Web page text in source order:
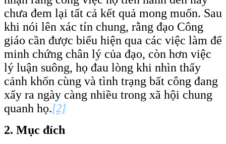
chưa đem lại tất cả kết quả mong muốn. Sau
khi nói lên xác tín chung, rằng đạo Công
giáo cần được biểu hiện qua các việc làm để
minh chứng chân lý của đạo, còn hơn việc
lý luận suông, họ đau lòng khi nhìn thấy
cảnh khốn cùng và tình trạng bất công đang
xẩy ra ngày càng nhiều trong xã hội chung
quanh họ.[2]
2. Mục đích